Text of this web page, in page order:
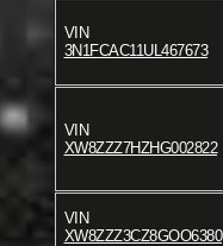
VIN
3N1FCAC11UL467673
VIN
XW8ZZZ7HZHG002822
VIN
XW8ZZZ3CZ8GOO6380